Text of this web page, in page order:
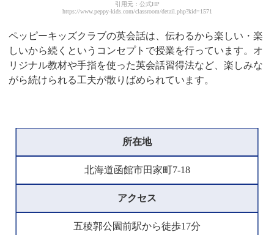
引用元：公式HP
https://www.peppy-kids.com/classroom/detail.php?kid=1571
ペッピーキッズクラブの英会話は、伝わるから楽しい・楽
しいから続くというコンセプトで授業を行っています。オ
リジナル教材や手指を使った英会話習得法など、楽しみな
がら続けられる工夫が散りばめられています。
所在地
北海道函館市田家町7-18
アクセス
五稜郭公園前駅から徒歩17分